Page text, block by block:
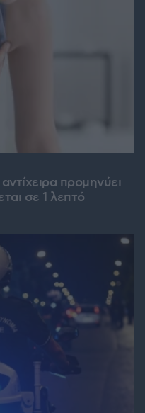
προμηνύει
σε 1 λεπτό